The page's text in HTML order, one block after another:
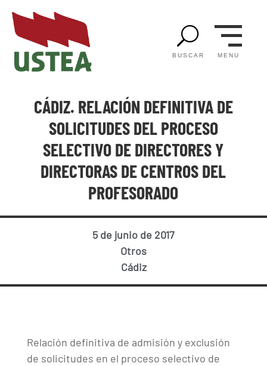
U
BUSCAR MENU
CÁDIZ. RELACIÓN DEFINITIVA DE
SOLICITUDES DEL PROCESO
SELECTIVO DE DIRECTORES Y
DIRECTORAS DE CENTROS DEL
PROFESORADO
5 de junio de 2017
Otros
Cádiz
Relación definitiva de admisión y exclusión
de solicitudes en el proceso selectivo de